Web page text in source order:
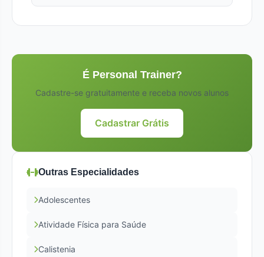
É Personal Trainer?
Cadastre-se gratuitamente e receba novos alunos
Cadastrar Grátis
Outras Especialidades
Adolescentes
Atividade Física para Saúde
Calistenia